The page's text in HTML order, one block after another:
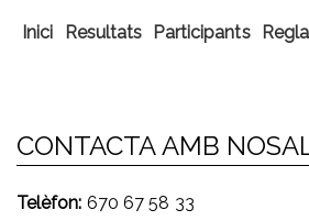
Inici Resultats Participants
CONTACTA AMB
Telèfon: 670 67 58 33